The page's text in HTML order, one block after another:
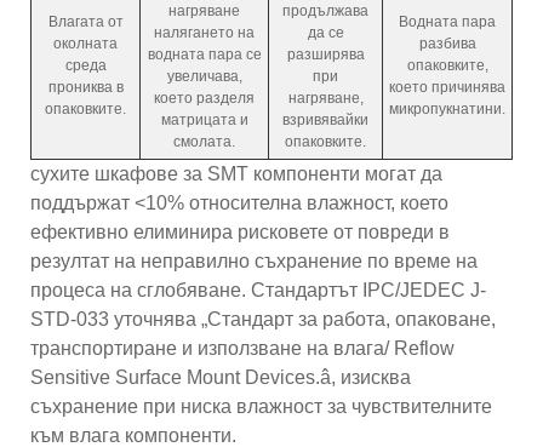
Влагата от
околната
среда
прониква в
опаковките.
нагряване
налягането на
водната пара се
увеличава,
което разделя
матрицата и
смолата.
продължава
да се
разширява
при
нагряване,
взривявайки
опаковките.
Водната пара
разбива
опаковките,
което причинява
микропукнатини.
сухите шкафове за SMT компоненти могат да
поддържат <10% относителна влажност, което
ефективно елиминира рисковете от повреди в
резултат на неправилно съхранение по време на
процеса на сглобяване. Стандартът IPC/JEDEC J-
STD-033 уточнява „Стандарт за работа, опаковане,
транспортиране и използване на влага/ Reflow
Sensitive Surface Mount Devices.â, изисква
съхранение при ниска влажност за чувствителните
към влага компоненти.